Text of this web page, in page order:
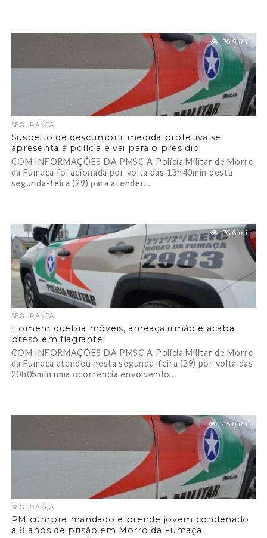
30.9 mil
SEGURANÇA
Suspeito de descumprir medida protetiva se
apresenta à polícia e vai para o presídio
COM INFORMAÇÕES DA PMSC A Polícia Militar de Morro
da Fumaça foi acionada por volta das 13h40min desta
segunda-feira (29) para atender...
36.6 mil
SEGURANÇA
Homem quebra móveis, ameaça irmão e acaba
preso em flagrante
COM INFORMAÇÕES DA PMSC A Polícia Militar de Morro
da Fumaça atendeu nesta segunda-feira (29) por volta das
20h05min uma ocorrência envolvendo...
45.0 mil
SEGURANÇA
PM cumpre mandado e prende jovem condenado
a 8 anos de prisão em Morro da Fumaça